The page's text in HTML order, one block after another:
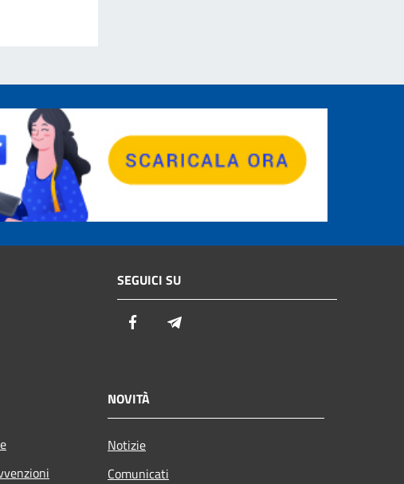
SEGUICI SU
Facebook
NOVITÀ
Notizie
Comunicati